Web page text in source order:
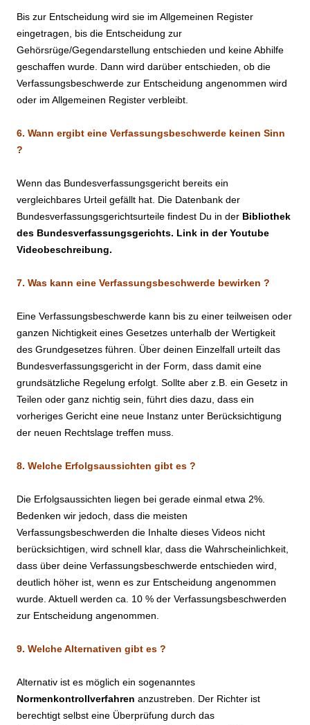
Bis zur Entscheidung wird sie im Allgemeinen Register
eingetragen, bis die Entscheidung zur
Gehörsrüge/Gegendarstellung entschieden und keine Abhilfe
geschaffen wurde. Dann wird darüber entschieden, ob die
Verfassungsbeschwerde zur Entscheidung angenommen wird
oder im Allgemeinen Register verbleibt.
6. Wann ergibt eine Verfassungsbeschwerde keinen Sinn
?
Wenn das Bundesverfassungsgericht bereits ein
vergleichbares Urteil gefällt hat. Die Datenbank der
Bundesverfassungsgerichtsurteile findest Du in der Bibliothek
des Bundesverfassungsgerichts. Link in der Youtube
Videobeschreibung.
7. Was kann eine Verfassungsbeschwerde bewirken ?
Eine Verfassungsbeschwerde kann bis zu einer teilweisen oder
ganzen Nichtigkeit eines Gesetzes unterhalb der Wertigkeit
des Grundgesetzes führen. Über deinen Einzelfall urteilt das
Bundesverfassungsgericht in der Form, dass damit eine
grundsätzliche Regelung erfolgt. Sollte aber z.B. ein Gesetz in
Teilen oder ganz nichtig sein, führt dies dazu, dass ein
vorheriges Gericht eine neue Instanz unter Berücksichtigung
der neuen Rechtslage treffen muss.
8. Welche Erfolgsaussichten gibt es ?
Die Erfolgsaussichten liegen bei gerade einmal etwa 2%.
Bedenken wir jedoch, dass die meisten
Verfassungsbeschwerden die Inhalte dieses Videos nicht
berücksichtigen, wird schnell klar, dass die Wahrscheinlichkeit,
dass über deine Verfassungsbeschwerde entschieden wird,
deutlich höher ist, wenn es zur Entscheidung angenommen
wurde. Aktuell werden ca. 10 % der Verfassungsbeschwerden
zur Entscheidung angenommen.
9. Welche Alternativen gibt es ?
Alternativ ist es möglich ein sogenanntes
Normenkontrollverfahren anzustreben. Der Richter ist
berechtigt selbst eine Überprüfung durch das